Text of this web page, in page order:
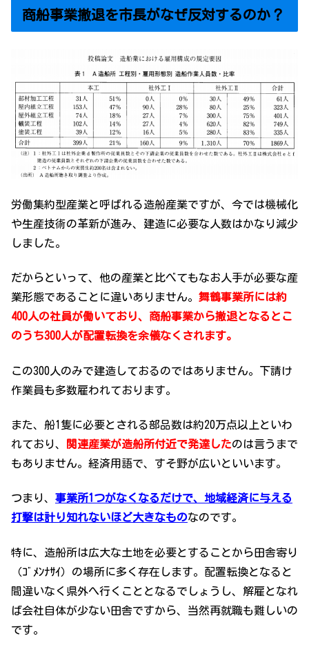
商船事業撤退を市長がなぜ反対するのか？
労働集約型産業と呼ばれる造船産業ですが、今では機械化
や生産技術の革新が進み、建造に必要な人数はかなり減少
しました。
だからといって、他の産業と比べてもなお人手が必要な産
業形態であることに違いありません。 舞鶴事業所には約
400人の社員が働いており、商船事業から撤退となるとこ
のうち300人が配置転換を余儀なくされます。
この300人のみで建造しておるのではありません。下請け
作業員も多数雇われております。
また、船1隻に必要とされる部品数は約20万点以上といわ
れており、
関連産業が造船所付近で発達したのは言うまで
もありません。経済用語で、すそ野が広いといいます。
つまり、 事業所1つがなくなるだけで、地域経済に与える
打撃は計り知れないほど大きなものなのです。
特に、造船所は広大な土地を必要とすることから田舎寄り
（ｺﾞﾒﾝﾅｻｲ）の場所に多く存在します。配置転換となると
間違いなく県外へ行くこととなるでしょうし、解雇となれ
ば会社自体が少ない田舎ですから、当然再就職も難しいの
です。